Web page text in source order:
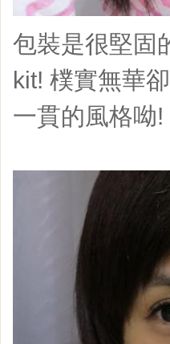
包裝是很堅固
kit! 樸實無華
一貫的風格呦!